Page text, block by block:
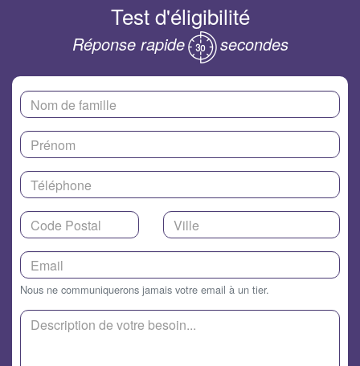
Test d'éligibilité
Réponse rapide secondes
Nous ne communiquerons jamais votre email à un tier.